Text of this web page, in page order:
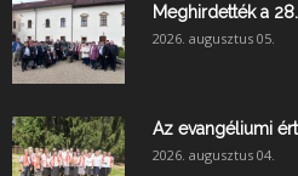
Meghirdették a
2026. augusztus 05.
Az evangéliumi
2026. augusztus 04.